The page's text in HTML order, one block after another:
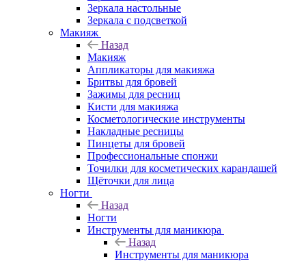
Зеркала настольные
Зеркала с подсветкой
Макияж
Назад
Макияж
Аппликаторы для макияжа
Бритвы для бровей
Зажимы для ресниц
Кисти для макияжа
Косметологические инструменты
Накладные ресницы
Пинцеты для бровей
Профессиональные спонжи
Точилки для косметических карандашей
Щёточки для лица
Ногти
Назад
Ногти
Инструменты для маникюра
Назад
Инструменты для маникюра